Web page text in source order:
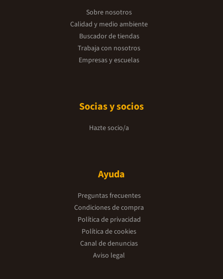
Sobre nosotros
Calidad y medio ambiente
Buscador de tiendas
Trabaja con nosotros
Empresas y escuelas
Socias y socios
Hazte socio/a
Ayuda
Preguntas frecuentes
Condiciones de compra
Política de privacidad
Política de cookies
Canal de denuncias
Aviso legal